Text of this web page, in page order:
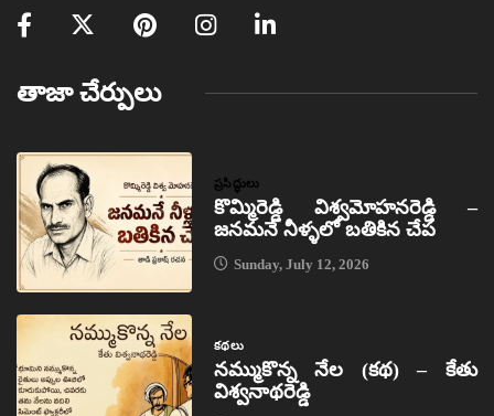
తాజా చేర్పులు
ప్రసిద్ధులు
కొమ్మిరెడ్డి విశ్వమోహనరెడ్డి –
జనమనే నీళ్ళలో బతికిన చేప
Sunday, July 12, 2026
కథలు
నమ్ముకొన్న నేల (కథ) – కేతు
విశ్వనాథరెడ్డి